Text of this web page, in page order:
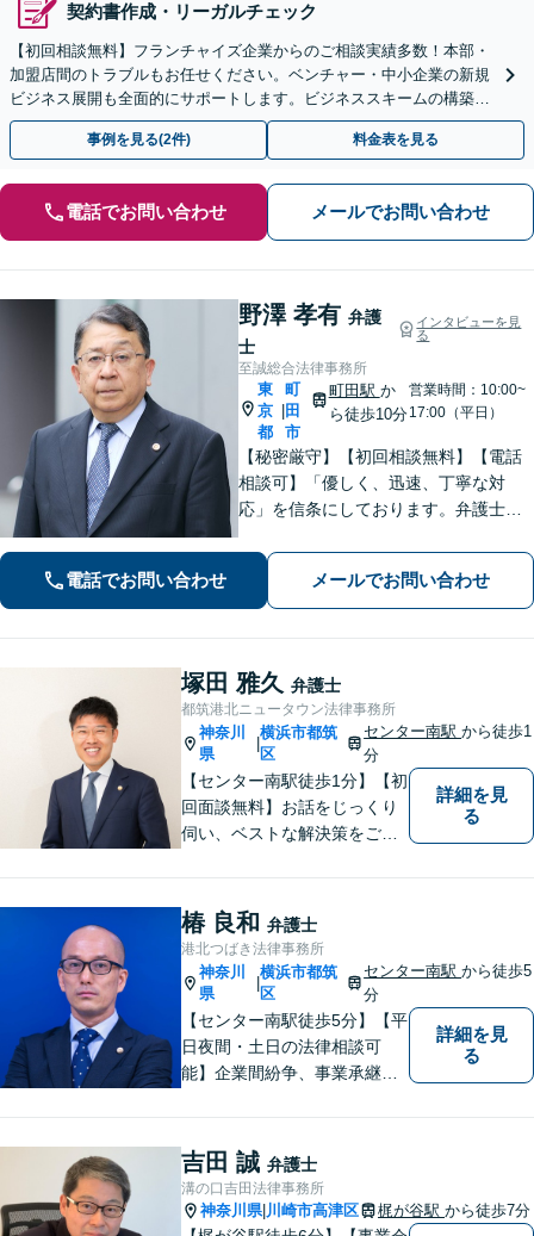
契約書作成・リーガルチェック
【初回相談無料】フランチャイズ企業からのご相談実績多数！本部・
加盟店間のトラブルもお任せください。ベンチャー・中小企業の新規
ビジネス展開も全面的にサポートします。ビジネススキームの構築支
援も！【夜間・休日相談可能】【完全個室】【町田駅4分】
事例を見る(2件) 料金表を見る
電話でお問い合わせ メールでお問い合わせ
野澤 孝有 弁護
士
インタビューを見
る
至誠総合法律事務所
東
京
都
町
田
市
町田駅 か
ら徒歩10分
営業時間：10:00~
17:00（平日）
【秘密厳守】【初回相談無料】【電話
相談可】「優しく、迅速、丁寧な対
応」を信条にしております。弁護士に
少しの勇気を出して、お気軽にご相談
ください。【休日・夜間面談可】
電話でお問い合わせ メールでお問い合わせ
塚田 雅久 弁護士
都筑港北ニュータウン法律事務所
神奈川
県
横浜市都筑
区
センター南駅から徒歩1
分
【センター南駅徒歩1分】【初
回面談無料】お話をじっくり
伺い、ベストな解決策をご一
す。【夜間／休日対応可能】
難解な用語は極力用いずに平
易かつ具体的な説明を心がけ
ていますので、まずは一度お
気軽にご相談頂ければと思い
ます。
詳細を見
る
椿 良和 弁護士
港北つばき法律事務所
神奈川
県
横浜市都筑
区
センター南駅から徒歩5
分
【センター南駅徒歩5分】【平
日夜間・土日の法律相談可
能】企業間紛争、事業承継・
から、インターネットによる
中傷・プライバシー・著作権
被害、いじめ、離婚・相続、
不動産に関わる紛争その他の
個人法務まで幅広い分野の対
詳細を見
る
吉田 誠 弁護士
溝の口吉田法律事務所
神奈川県| 川崎市高津区 梶が谷駅 から徒歩7分